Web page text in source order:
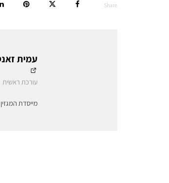
Share
עמית
עורכת ראשית
מייסדת